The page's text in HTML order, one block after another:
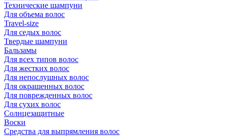
Технические шампуни
Для объема волос
Travel-size
Для седых волос
Твердые шампуни
Бальзамы
Для всех типов волос
Для жестких волос
Для непослушных волос
Для окрашенных волос
Для поврежденных волос
Для сухих волос
Солнцезащитные
Воски
Средства для выпрямления волос